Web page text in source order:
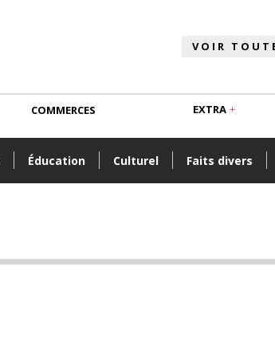
Éducation Culturel Faits divers
COMMERCES EXTRA